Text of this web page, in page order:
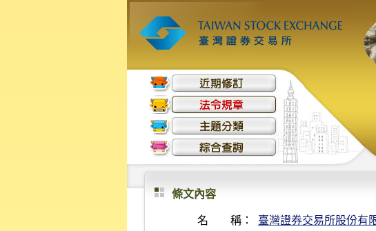
條文內容
名 稱： 臺灣證券交易所股份有